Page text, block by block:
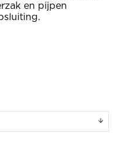
en pijpen